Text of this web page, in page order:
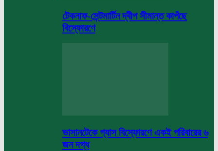
টেকনাফ-সেন্টমার্টিন দ্বীপ সীমান্ত কাপঁছে
বিস্ফোরণে
ভাসানটেকে গ্যাস বিস্ফোরণে একই পরিবারের ৬
জন দগ্ধ